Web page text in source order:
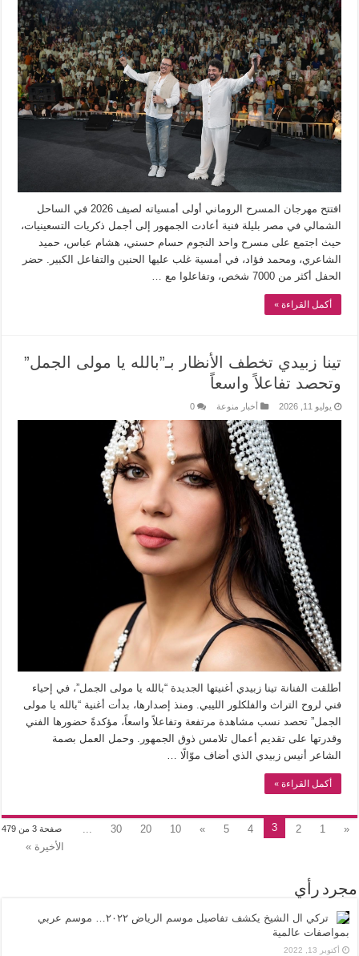
افتتح مهرجان المسرح الروماني أولى أمسياته لصيف 2026 في الساحل
الشمالي في مصر بليلة فنية أعادت الجمهور إلى أجمل ذكريات التسعينيات،
حيث اجتمع على مسرح واحد النجوم حسام حسني، هشام عباس، حميد
الشاعري، ومحمد فؤاد، في أمسية غلب عليها الحنين والتفاعل الكبير. حضر
الحفل أكثر من 7000 شخص، وتفاعلوا مع …
أكمل القراءة »
تينا زبيدي تخطف الأنظار بـ”بالله يا مولى الجمل”
وتحصد تفاعلاً واسعاً
يوليو 11, 2026 أخبار منوعة 0
أطلقت الفنانة تينا زبيدي أغنيتها الجديدة “بالله يا مولى الجمل”، في إحياء
فني لروح التراث والفلكلور الليبي. ومنذ إصدارها، بدأت أغنية “بالله يا مولى
الجمل” تحصد نسب مشاهدة مرتفعة وتفاعلاً واسعاً، مؤكدةً حضورها الفني
وقدرتها على تقديم أعمال تلامس ذوق الجمهور. وحمل العمل بصمة
الشاعر أنيس زبيدي الذي أضاف موّالًا …
أكمل القراءة »
صفحة 3 من 479 «
1
2
3
4
5
»
10
20
30
...
الأخيرة »
مجرد رأي
تركي ال الشيخ يكشف تفاصيل موسم الرياض ٢٠٢٢… موسم عربي
بمواصفات عالمية
أكتوبر 13, 2022